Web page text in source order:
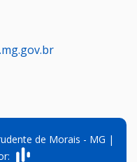
de Morais - MG |